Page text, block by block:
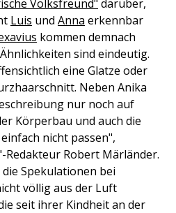
Volksfreund" darüber,
Luis und Anna erkennbar
kommen demnach
sind eindeutig.
eine Glatze oder
Neben Anika
nur noch auf
Körperbau und auch die
nicht passen",
Robert Märländer.
Spekulationen bei
völlig aus der Luft
seit ihrer Kindheit an der